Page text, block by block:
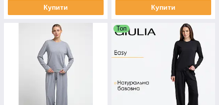
Купити Купити
Топ